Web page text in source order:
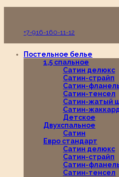
+7-916-160-11-12
Постельное белье
1,5 спальное
Сатин делюкс
Сатин-страйп
Сатин-
Сатин-тенсел
Сатин-жатый
Сатин-
Детское
Двухспальное
Сатин
Евро стандарт
Сатин делюкс
Сатин-страйп
Сатин-
Сатин-тенсел